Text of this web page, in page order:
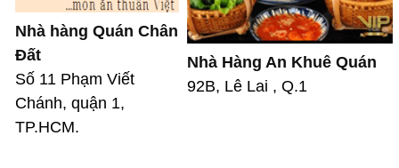
Nhà hàng Quán Chân
Đất
Số 11 Phạm Viết
Chánh, quận 1,
TP.HCM.
Nhà Hàng An Khuê Quán
92B, Lê Lai , Q.1